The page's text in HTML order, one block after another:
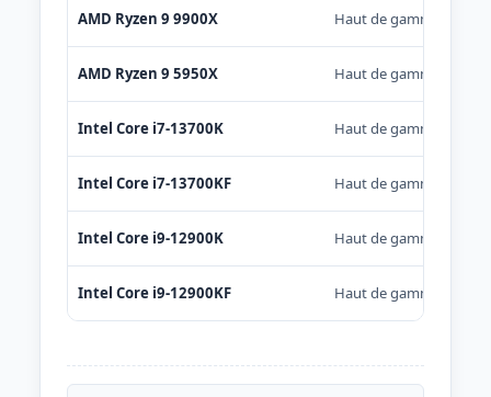
AMD Ryzen 9 9900X Haut de gamme
AMD Ryzen 9 5950X Haut de gamme
Intel Core i7-13700K Haut de gamme
Intel Core i7-13700KF Haut de gamme
Intel Core i9-12900K Haut de gamme
Intel Core i9-12900KF Haut de gamme